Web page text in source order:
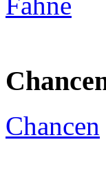
Chancen